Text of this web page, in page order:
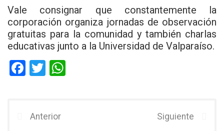
Vale consignar que constantemente la
corporación organiza jornadas de observación
gratuitas para la comunidad y también charlas
educativas junto a la Universidad de Valparaíso.
F
b
T
er
Anterior Siguiente